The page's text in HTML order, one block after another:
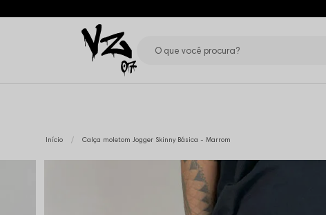
Início Calça moletom Jogger Skinny Básica - Marrom